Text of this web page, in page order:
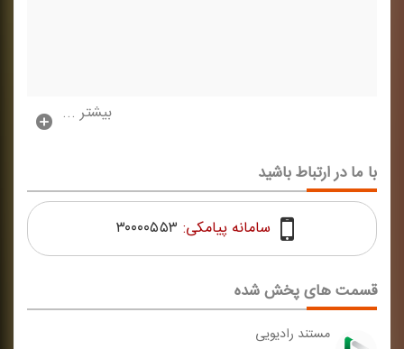
بیشتر ...
قسمت های پخش شده
مستند رادیویی
با ما در ارتباط باشید
سامانه پیامکی: ۳۰۰۰۰۵۵۳